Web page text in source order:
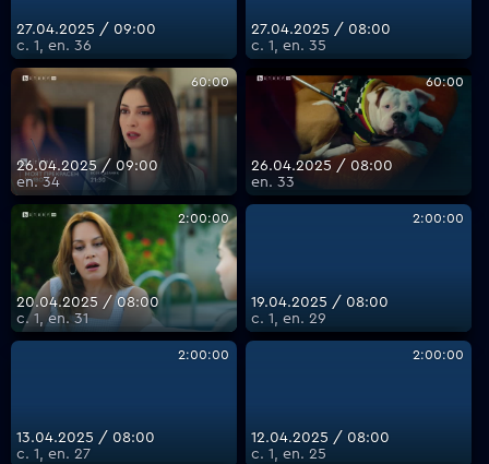
27.04.2025 / 09:00
с. 1, еп. 36
27.04.2025 / 08:00
с. 1, еп. 35
60:00
26.04.2025 / 09:00
еп. 34
60:00
26.04.2025 / 08:00
еп. 33
2:00:00
20.04.2025 / 08:00
с. 1, еп. 31
2:00:00
19.04.2025 / 08:00
с. 1, еп. 29
2:00:00
13.04.2025 / 08:00
с. 1, еп. 27
2:00:00
12.04.2025 / 08:00
с. 1, еп. 25